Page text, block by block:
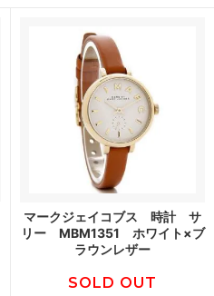
マークジェイコブス 時計 サ
リー MBM1351 ホワイト×ブ
ラウンレザー
SOLD OUT